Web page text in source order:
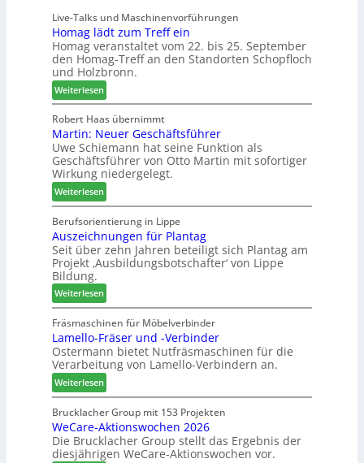
l
l
e
n
a
u
f
ü
r
W
e
m
h
ö
n
e
r
c
h
e
n
s
t
a
u
r
a
u
m
-
S
o
r
t
i
m
e
n
t
Live-Talks und Maschinenvorführungen
Homag lädt zum Treff ein
Homag veranstaltet vom 22. bis 25. September
den Homag-Treff an den Standorten Schopfloch
und Holzbronn.
Weiterlesen:
H
o
m
a
g
l
ä
d
t
z
u
m
r
e
f
f
e
i
n
Robert Haas übernimmt
Martin: Neuer Geschäftsführer
Uwe Schiemann hat seine Funktion als
Geschäftsführer von Otto Martin mit sofortiger
Wirkung niedergelegt.
Weiterlesen:
M
a
r
t
i
:
N
e
u
e
r
e
s
c
h
ä
Berufsorientierung in Lippe
Auszeichnungen für Plantag
Seit über zehn Jahren beteiligt sich Plantag am
Projekt ‚Ausbildungsbotschafter‘ von Lippe
Bildung.
Weiterlesen:
A
u
s
z
e
c
h
n
u
n
Fräsmaschinen für Möbelverbinder
Lamello-Fräser und -Verbinder
Ostermann bietet Nutfräsmaschinen für die
Verarbeitung von Lamello-Verbindern an.
Weiterlesen:
L
a
m
e
l
Brucklacher Group mit 153 Projekten
WeCare-Aktionswochen 2026
Die Brucklacher Group stellt das Ergebnis der
diesjährigen WeCare-Aktionswochen vor.